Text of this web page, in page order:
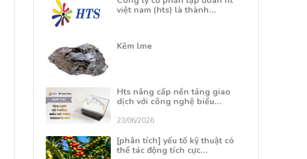
việt nam (hts) là thành…
Kẽm lme
Hts nâng cấp nền tảng giao
dịch với công nghệ biểu…
23/06/2026
[phân tích] yếu tố kỹ thuật có
thể tác động tích cực…